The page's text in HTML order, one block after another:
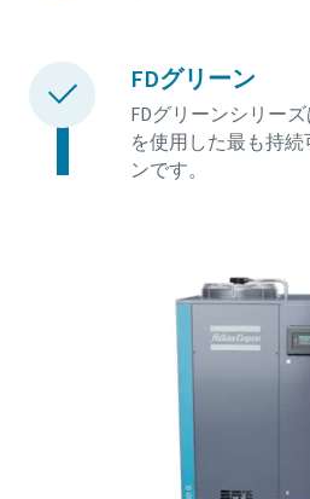
FDグリーン
FDグリーンシリー
を使用した最も持
ンです。